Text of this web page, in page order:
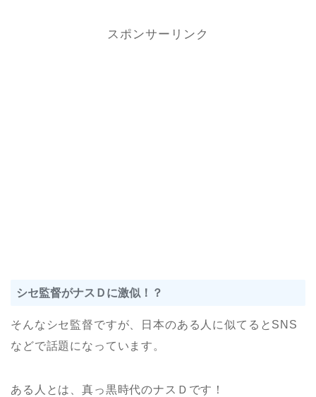
スポンサーリンク
シセ監督がナスＤに激似！？
そんなシセ監督ですが、日本のある人に似てるとSNS
などで話題になっています。
ある人とは、真っ黒時代のナスＤです！